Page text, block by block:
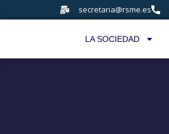
secretaria@rsme.es
LA SOCIEDAD